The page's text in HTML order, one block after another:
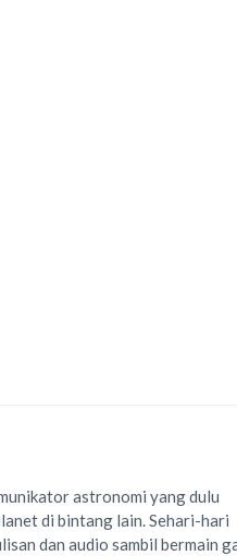
astronomi yang dulu
di bintang lain. Sehari-hari
danaudio sambil bermain